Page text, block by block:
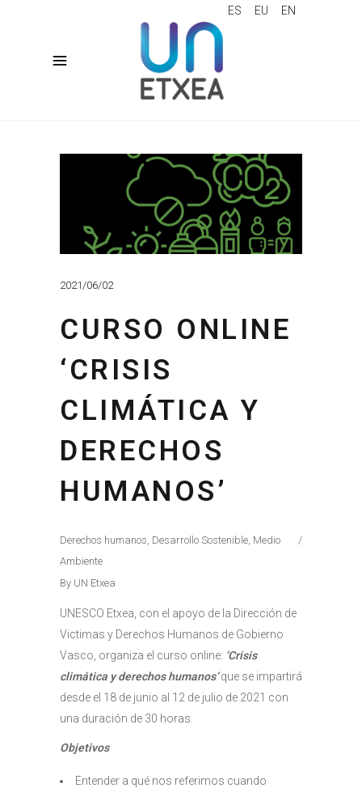
ES EU EN
2021/06/02
CURSO ONLINE
‘CRISIS
CLIMÁTICA Y
DERECHOS
HUMANOS’
Derechos humanos Desarrollo Sostenible Medio
Ambiente
By UN Etxea
UNESCO Etxea, con el apoyo de la Dirección de
Victimas y Derechos Humanos de Gobierno
Vasco, organiza el curso online: ‘Crisis
climática y derechos humanos’que se impartirá
desde el 18 de junio al 12 de julio de 2021 con
una duración de 30 horas.
Objetivos
Entender a qué nos referimos cuando